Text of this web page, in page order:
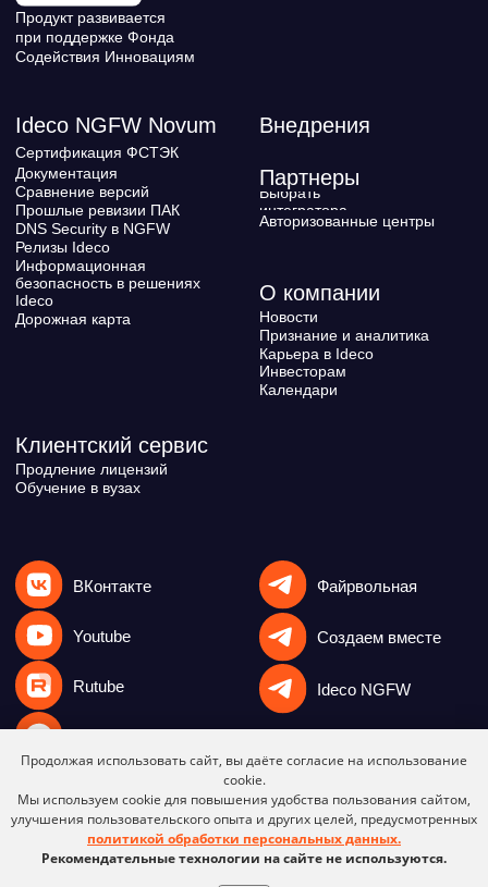
Продолжая использовать сайт, вы даёте согласие на использование
cookie.
Мы используем cookie для повышения удобства пользования сайтом,
улучшения пользовательского опыта и других целей, предусмотренных
политикой обработки персональных данных.
Рекомендательные технологии на сайте не используются.
© ideco 2005-2026 · Все права защищены
Условия использования
Политика обработки персональных данных
Youtube
Rutube